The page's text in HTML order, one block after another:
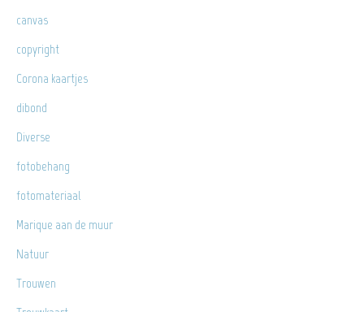
canvas
copyright
Corona kaartjes
dibond
Diverse
fotobehang
fotomateriaal
Marique aan de muur
Natuur
Trouwen